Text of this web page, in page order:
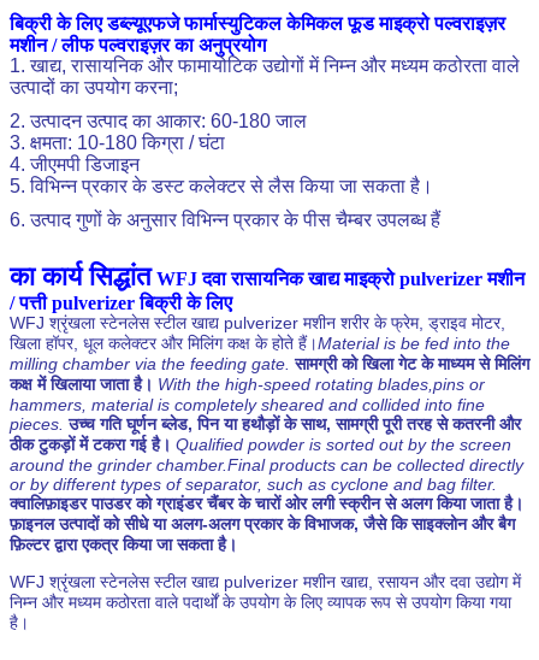
बिक्री के लिए डब्ल्यूएफजे फार्मास्युटिकल केमिकल फूड माइक्रो पल्वराइज़र
मशीन / लीफ पल्वराइज़र का अनुप्रयोग
1. खाद्य, रासायनिक और फामायोटिक उद्योगों में निम्न और मध्यम कठोरता वाले
उत्पादों का उपयोग करना;
2. उत्पादन उत्पाद का आकार: 60-180 जाल
3. क्षमता: 10-180 किग्रा / घंटा
4. जीएमपी डिजाइन
5. विभिन्न प्रकार के डस्ट कलेक्टर से लैस किया जा सकता है।
6. उत्पाद गुणों के अनुसार विभिन्न प्रकार के पीस चैम्बर उपलब्ध हैं
का कार्य सिद्धांत WFJ दवा रासायनिक खाद्य माइक्रो pulverizer मशीन
/ पत्ती pulverizer बिक्री के लिए
WFJ श्रृंखला स्टेनलेस स्टील खाद्य pulverizer मशीन शरीर के फ्रेम, ड्राइव मोटर,
खिला हॉपर, धूल कलेक्टर और मिलिंग कक्ष के होते हैं।Material is be fed into the
milling chamber via the feeding gate. सामग्री को खिला गेट के माध्यम से मिलिंग
कक्ष में खिलाया जाता है। With the high-speed rotating blades,pins or
hammers, material is completely sheared and collided into fine
pieces. उच्च गति घूर्णन ब्लेड, पिन या हथौड़ों के साथ, सामग्री पूरी तरह से कतरनी और
ठीक टुकड़ों में टकरा गई है। Qualified powder is sorted out by the screen
around the grinder chamber.Final products can be collected directly
or by different types of separator, such as cyclone and bag filter.
क्वालिफ़ाइडर पाउडर को ग्राइंडर चैंबर के चारों ओर लगी स्क्रीन से अलग किया जाता है।
फ़ाइनल उत्पादों को सीधे या अलग-अलग प्रकार के विभाजक, जैसे कि साइक्लोन और बैग
फ़िल्टर द्वारा एकत्र किया जा सकता है।
WFJ श्रृंखला स्टेनलेस स्टील खाद्य pulverizer मशीन खाद्य, रसायन और दवा उद्योग में
निम्न और मध्यम कठोरता वाले पदार्थों के उपयोग के लिए व्यापक रूप से उपयोग किया गया
है।